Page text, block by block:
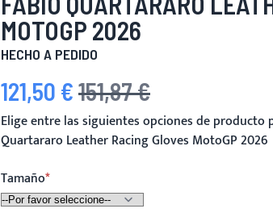
MOTOGP 2026
HECHO A PEDIDO
Precio especial
121,50 € Precio habitual
151,87 €
Elige entre las siguientes opciones de
Quartararo Leather Racing Gloves MotoGP 2026
Tamaño